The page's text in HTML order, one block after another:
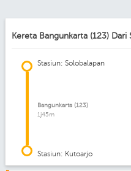
Kereta Bangunkarta (123)
Stasiun: Solobalapan
Bangunkarta (123)
1j45m
Stasiun: Kutoarjo